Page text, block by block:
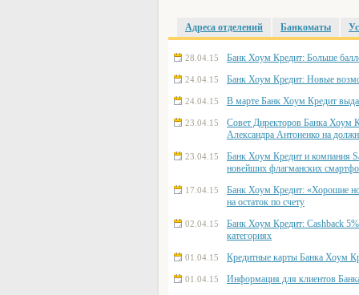
Адреса отделений Банкоматы
28.04.15 Банк Хоум Кредит: Больше
24.04.15 Банк Хоум Кредит: Новые
24.04.15 В марте Банк Хоум Кредит
23.04.15
Совет Директоров Банка Хоум
Александра Антоненко на
23.04.15
Банк Хоум Кредит и компания
новейших флагманских
17.04.15
Банк Хоум Кредит: «Хорошие
на остаток по счету
02.04.15
Банк Хоум Кредит: Cashback
категориях
01.04.15 Кредитные карты Банка Хоум
01.04.15 Информация для клиентов